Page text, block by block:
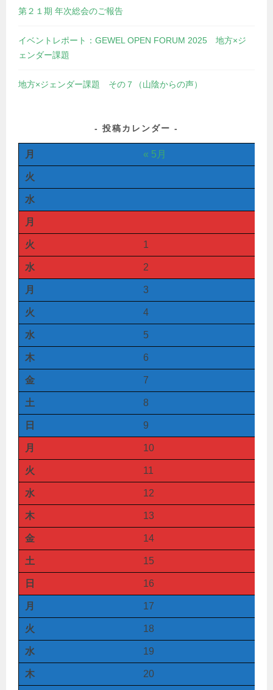
第２１期 年次総会のご報告
イベントレポート：GEWEL OPEN FORUM 2025 地方×ジ
ェンダー課題
地方×ジェンダー課題 その７（山陰からの声）
投稿カレンダー
月 « 5月
火
水
月
火 1
水 2
月 3
火 4
水 5
木 6
金 7
土 8
日 9
月 10
火 11
水 12
木 13
金 14
土 15
日 16
月 17
火 18
水 19
木 20